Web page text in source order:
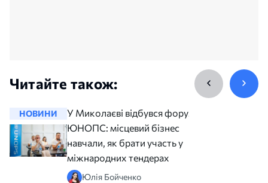
Читайте також:
НОВИНИ
У Миколаєві відбувся форум
ЮНОПС: місцевий бізнес
навчали, як брати участь у
міжнародних тендерах
Юлія Бойченко